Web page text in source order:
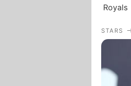
Royals
STARS